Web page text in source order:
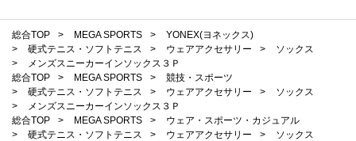
総合TOP > MEGA SPORTS >
YONEX(ヨネックス)
>
硬式テニス・ソフトテニス > ウェアアクセサリー >
ソックス
>
メンズスニーカーインソックス３Ｐ
総合TOP
> MEGA SPORTS >
競技・スポーツ
>
硬式テニス・ソフトテニス > ウェアアクセサリー >
ソックス
>
メンズスニーカーインソックス３Ｐ
総合TOP
> MEGA SPORTS >
ウェア・スポーツ・カジュアル
>
硬式テニス・ソフトテニス > ウェアアクセサリー >
ソックス